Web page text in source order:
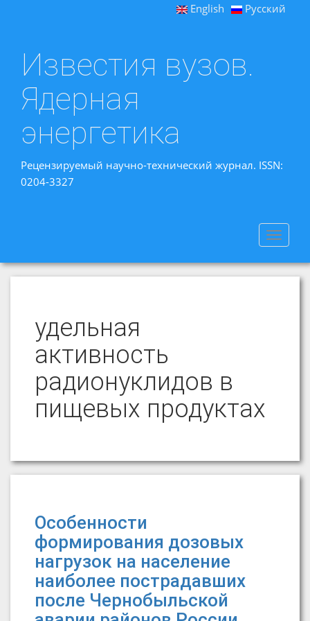
English Русский
Известия вузов.
Ядерная
энергетика
Рецензируемый научно-технический журнал. ISSN:
0204-3327
Toggle
удельная
активность
радионуклидов в
пищевых продуктах
Особенности
формирования дозовых
нагрузок на население
наиболее пострадавших
после Чернобыльской